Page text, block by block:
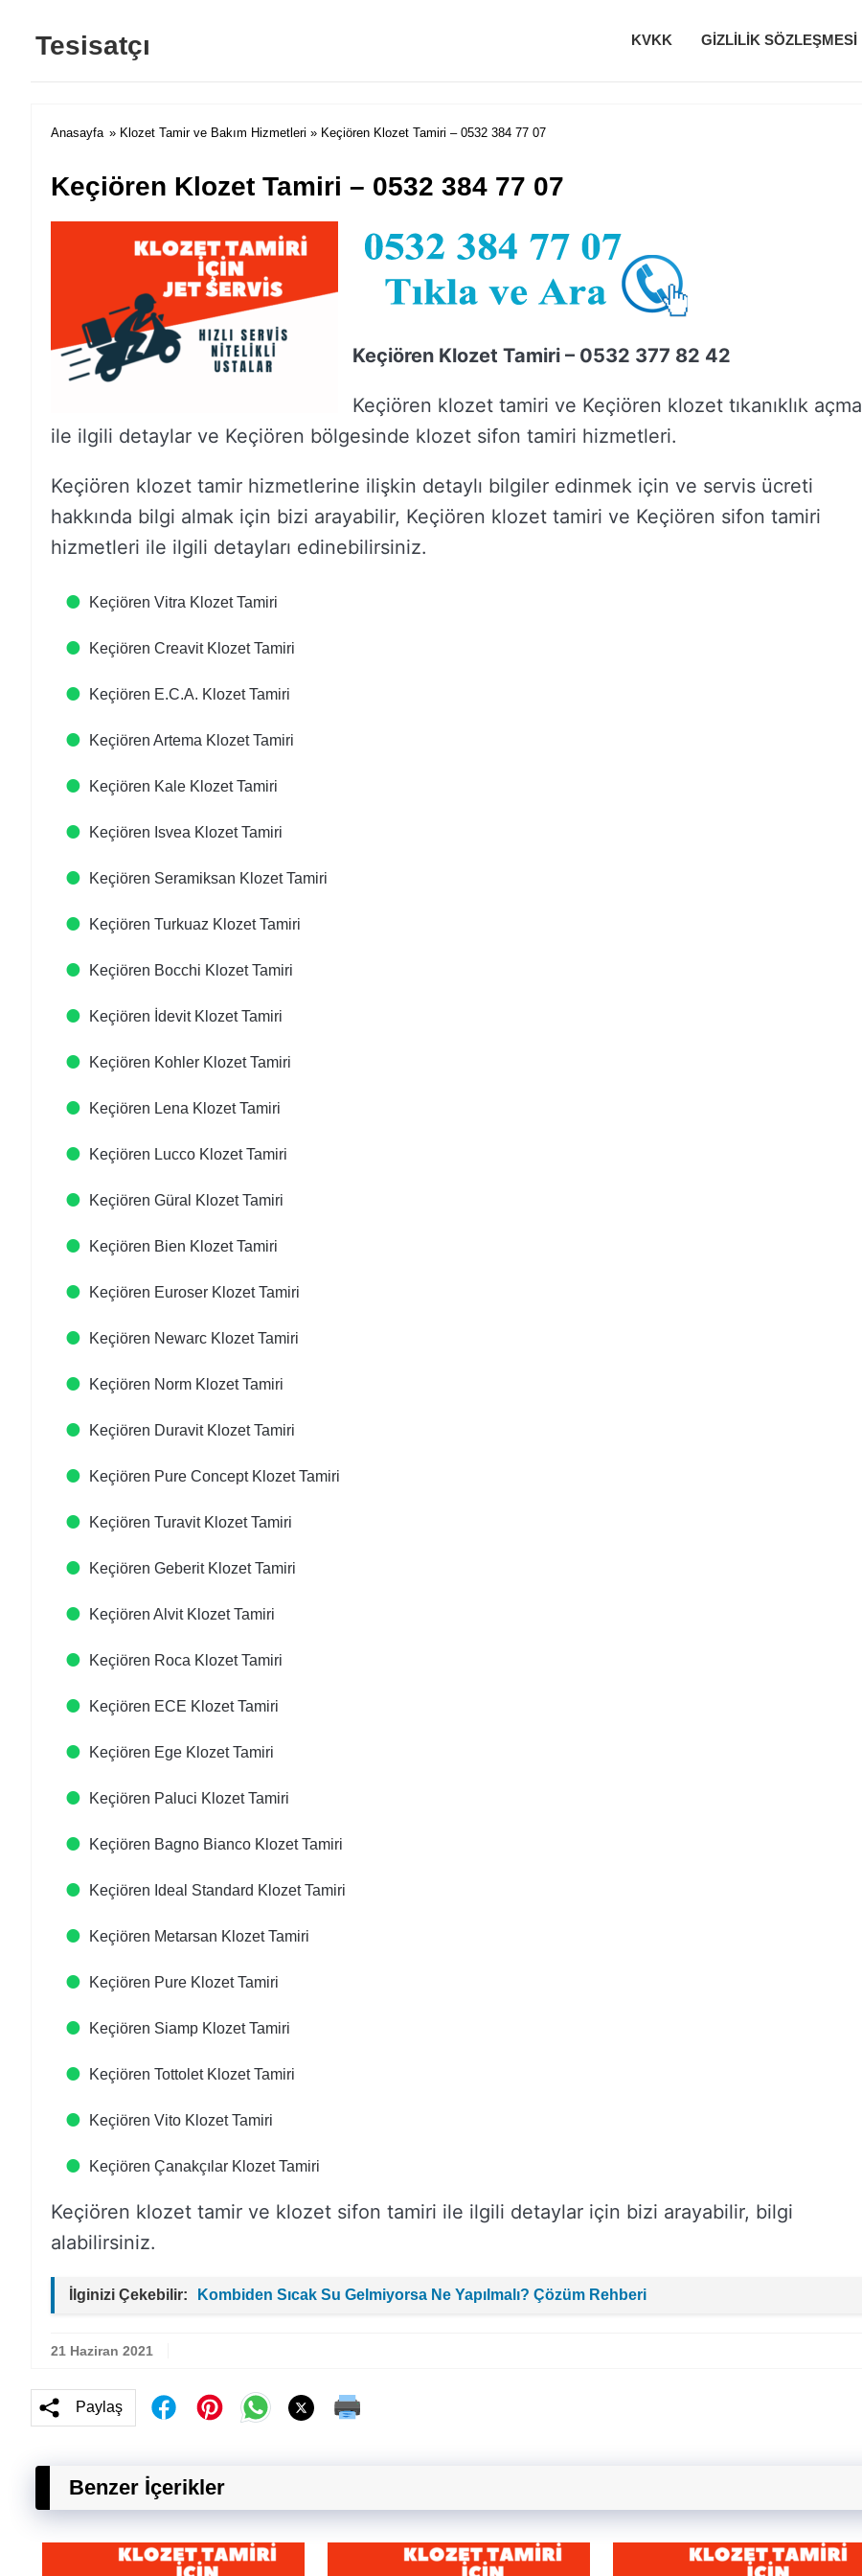
Tesisatçı KVKK GIZLILIK SÖZLEŞMESI
Anasayfa » Klozet Tamir ve Bakım Hizmetleri » Keçiören Klozet Tamiri – 0532 384 77 07
Keçiören Klozet Tamiri – 0532 384 77 07
Keçiören Klozet Tamiri – 0532 377 82 42
Keçiören klozet tamiri ve Keçiören klozet tıkanıklık açma
ile ilgili detaylar ve Keçiören bölgesinde klozet sifon tamiri hizmetleri.
Keçiören klozet tamir hizmetlerine ilişkin detaylı bilgiler edinmek için ve servis ücreti
hakkında bilgi almak için bizi arayabilir, Keçiören klozet tamiri ve Keçiören sifon tamiri
hizmetleri ile ilgili detayları edinebilirsiniz.
Keçiören Vitra Klozet Tamiri
Keçiören Creavit Klozet Tamiri
Keçiören E.C.A. Klozet Tamiri
Keçiören Artema Klozet Tamiri
Keçiören Kale Klozet Tamiri
Keçiören Isvea Klozet Tamiri
Keçiören Seramiksan Klozet Tamiri
Keçiören Turkuaz Klozet Tamiri
Keçiören Bocchi Klozet Tamiri
Keçiören İdevit Klozet Tamiri
Keçiören Kohler Klozet Tamiri
Keçiören Lena Klozet Tamiri
Keçiören Lucco Klozet Tamiri
Keçiören Güral Klozet Tamiri
Keçiören Bien Klozet Tamiri
Keçiören Euroser Klozet Tamiri
Keçiören Newarc Klozet Tamiri
Keçiören Norm Klozet Tamiri
Keçiören Duravit Klozet Tamiri
Keçiören Pure Concept Klozet Tamiri
Keçiören Turavit Klozet Tamiri
Keçiören Geberit Klozet Tamiri
Keçiören Alvit Klozet Tamiri
Keçiören Roca Klozet Tamiri
Keçiören ECE Klozet Tamiri
Keçiören Ege Klozet Tamiri
Keçiören Paluci Klozet Tamiri
Keçiören Bagno Bianco Klozet Tamiri
Keçiören Ideal Standard Klozet Tamiri
Keçiören Metarsan Klozet Tamiri
Keçiören Pure Klozet Tamiri
Keçiören Siamp Klozet Tamiri
Keçiören Tottolet Klozet Tamiri
Keçiören Vito Klozet Tamiri
Keçiören Çanakçılar Klozet Tamiri
Keçiören klozet tamir ve klozet sifon tamiri ile ilgili detaylar için bizi arayabilir, bilgi
alabilirsiniz.
İlginizi Çekebilir: Kombiden Sıcak Su Gelmiyorsa Ne Yapılmalı? Çözüm Rehberi
21 Haziran 2021
Paylaş
Benzer İçerikler